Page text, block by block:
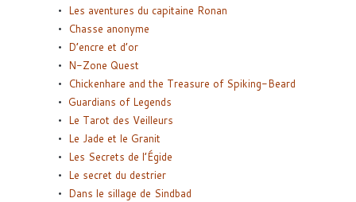
Les aventures du capitaine Ronan
Chasse anonyme
D’encre et d’or
N-Zone Quest
Chickenhare and the Treasure of Spiking-Beard
Guardians of Legends
Le Tarot des Veilleurs
Le Jade et le Granit
Les Secrets de l’Égide
Le secret du destrier
Dans le sillage de Sindbad